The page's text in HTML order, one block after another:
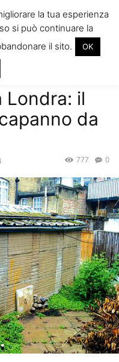
A
rebel city
a Londra: il costo folle di
Londra: il
da
0
777
la tua esperienza
si può continuare la
il sito.
OK